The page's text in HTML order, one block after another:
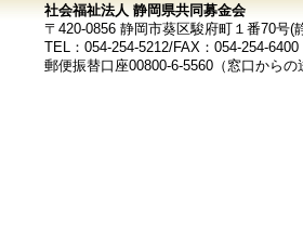
社会福祉法人 静岡県共同募金会
〒420-0856 静岡市葵区駿府町１番70号(
TEL：054-254-5212/FAX：054-254-6400
郵便振替口座00800-6-5560（窓口からの